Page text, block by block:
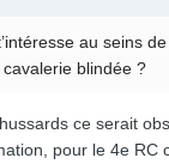
au seins
blindée ?
ce serait
pour le 4e RC